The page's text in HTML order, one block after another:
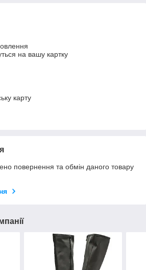
на вашу картку
карту
повернення та обмін даного товару